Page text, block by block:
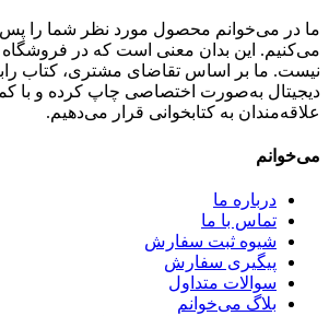
ما در می‌خوانم محصول مورد نظر شما را پس
می‌کنیم. این بدان معنی است که در فروشگاه
نیست. ما بر اساس تقاضای مشتری، کتاب
دیجیتال به‌صورت اختصاصی چاپ کرده و با
علاقه‌مندان به کتابخوانی قرار می‌دهیم.
می‌خوانم
درباره ما
تماس با ما
شیوه ثبت سفارش
پیگیری سفارش
سوالات متداول
بلاگ می‌خوانم